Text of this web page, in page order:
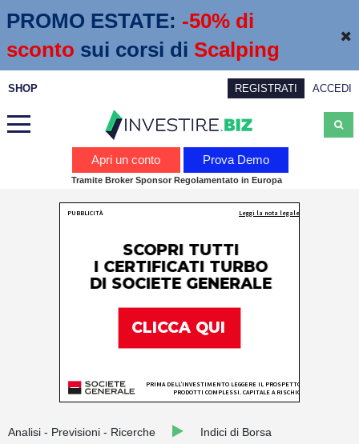
PROMO ESTATE: -50% di
sconto sui corsi di Scalping
SHOP REGISTRATI ACCEDI
Guide
Apri un conto Prova Demo
Tramite Broker Sponsor Regolamentato in Europa
Analisi - Previsioni - Ricerche Indici di Borsa